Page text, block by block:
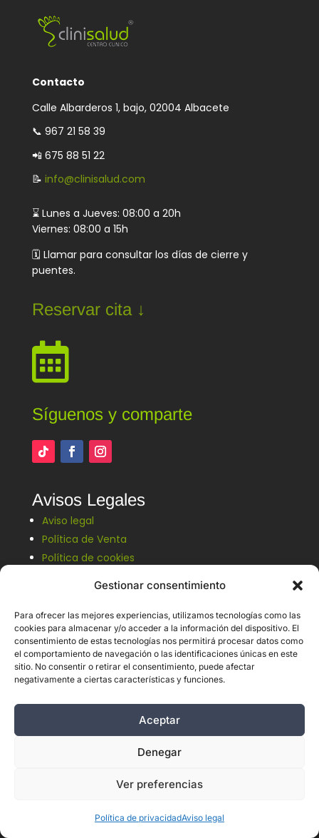
Gestionar consentimiento
Para ofrecer las mejores experiencias, utilizamos tecnologías como las
cookies para almacenar y/o acceder a la información del dispositivo. El
consentimiento de estas tecnologías nos permitirá procesar datos como
el comportamiento de navegación o las identificaciones únicas en este
sitio. No consentir o retirar el consentimiento, puede afectar
negativamente a ciertas características y funciones.
Aceptar
Denegar
Ver preferencias
Política de privacidadAviso legal
Contacto
Calle Albarderos 1, bajo, 02004 Albacete
📞 967 21 58 39
📲 675 88 51 22
📝 info@clinisalud.com
⌛ Lunes a Jueves: 08:00 a 20h
Viernes: 08:00 a 15h
🗓️ Llamar para consultar los días de cierre y
puentes.
Reservar cita ↓

Síguenos y comparte
Avisos Legales
Aviso legal
Política de Venta
Política de cookies
Suscripción a newsletter
Política de Privacidad LOPD
He leído y acepto las Políticas de Privacidad